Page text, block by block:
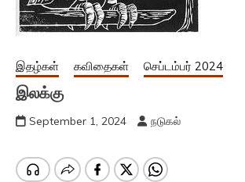
இதழ்கள் கவிதைகள் செப்டம்பர் 2024
இலக்கு
September 1, 2024 நடுகல்